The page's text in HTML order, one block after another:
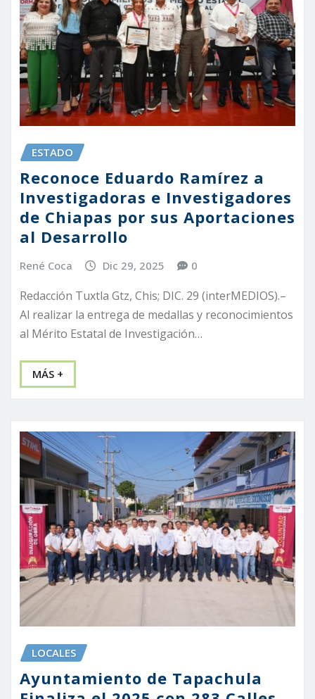
ESTADO
Reconoce Eduardo Ramírez a
Investigadoras e Investigadores
de Chiapas por sus Aportaciones
al Desarrollo
René Coca Dic 29, 2025 0
Redacción Tuxtla Gtz, Chis; DIC. 29 (interMEDIOS).–
Al realizar la entrega de medallas y reconocimientos
al Mérito Estatal de Investigación…
MÁS +
LOCALES
Ayuntamiento de Tapachula